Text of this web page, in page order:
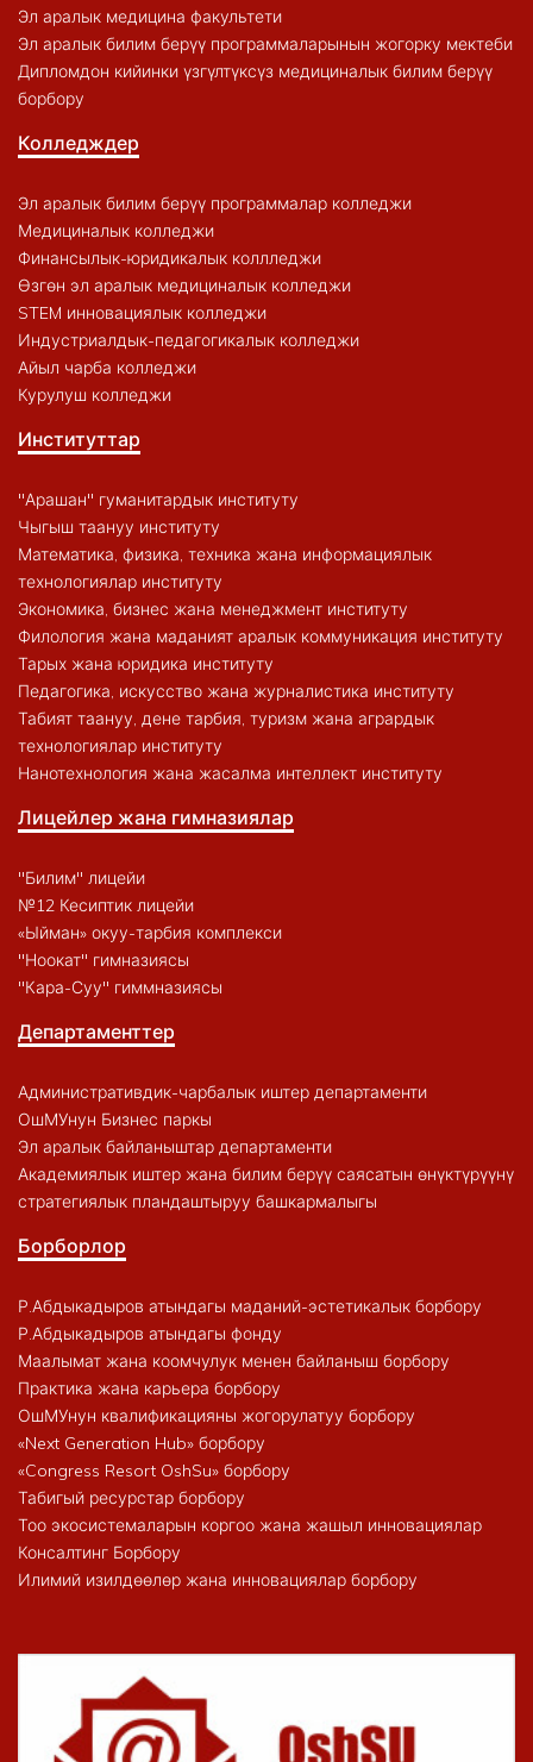
Эл аралык медицина факультети
Эл аралык билим берүү программаларынын жогорку мектеби
Дипломдон кийинки үзгүлтүксүз медициналык билим берүү
борбору
Колледждер
Эл аралык билим берүү программалар колледжи
Медициналык колледжи
Финансылык-юридикалык коллледжи
Өзгөн эл аралык медициналык колледжи
STEM инновациялык колледжи
Индустриалдык-педагогикалык колледжи
Айыл чарба колледжи
Курулуш колледжи
Институттар
"Арашан" гуманитардык институту
Чыгыш таануу институту
Математика, физика, техника жана информациялык
технологиялар институту
Экономика, бизнес жана менеджмент институту
Филология жана маданият аралык коммуникация институту
Тарых жана юридика институту
Педагогика, искусство жана журналистика институту
Табият таануу, дене тарбия, туризм жана агрардык
технологиялар институту
Нанотехнология жана жасалма интеллект институту
Лицейлер жана гимназиялар
"Билим" лицейи
№12 Кесиптик лицейи
«Ыйман» окуу-тарбия комплекси
"Ноокат" гимназиясы
"Кара-Суу" гиммназиясы
Департаменттер
Административдик-чарбалык иштер департаменти
ОшМУнун Бизнес паркы
Эл аралык байланыштар департаменти
Академиялык иштер жана билим берүү саясатын өнүктүрүүнү
стратегиялык пландаштыруу башкармалыгы
Борборлор
Р.Абдыкадыров атындагы маданий-эстетикалык борбору
Р.Абдыкадыров атындагы фонду
Маалымат жана коомчулук менен байланыш борбору
Практика жана карьера борбору
ОшМУнун квалификацияны жогорулатуу борбору
«Next Generation Hub» борбору
«Congress Resort OshSu» борбору
Табигый ресурстар борбору
Тоо экосистемаларын коргоо жана жашыл инновациялар
Консалтинг Борбору
Илимий изилдөөлөр жана инновациялар борбору